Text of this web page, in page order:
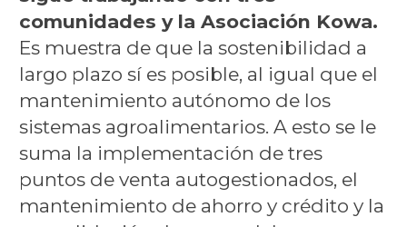
comunidades y la Asociación Kowa.
Es muestra de que la sostenibilidad a
largo plazo sí es posible, al igual que el
mantenimiento autónomo de los
sistemas agroalimentarios. A esto se le
suma la implementación de tres
puntos de venta autogestionados, el
mantenimiento de ahorro y crédito y la